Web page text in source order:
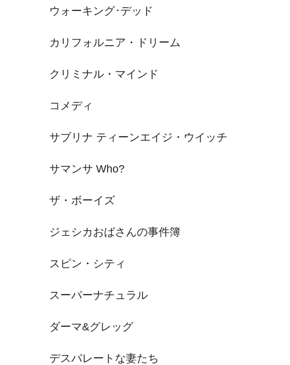
ウォーキング･デッド
カリフォルニア・ドリーム
クリミナル・マインド
コメディ
サブリナ ティーンエイジ・ウイッチ
サマンサ Who?
ザ・ボーイズ
ジェシカおばさんの事件簿
スピン・シティ
スーパーナチュラル
ダーマ&グレッグ
デスパレートな妻たち